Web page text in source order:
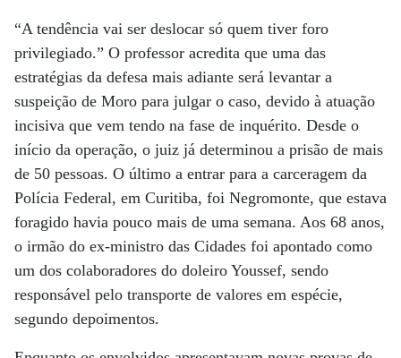
“A tendência vai ser deslocar só quem tiver foro
privilegiado.” O professor acredita que uma das
estratégias da defesa mais adiante será levantar a
suspeição de Moro para julgar o caso, devido à atuação
incisiva que vem tendo na fase de inquérito. Desde o
início da operação, o juiz já determinou a prisão de mais
de 50 pessoas. O último a entrar para a carceragem da
Polícia Federal, em Curitiba, foi Negro­monte, que estava
foragido havia pouco mais de uma semana. Aos 68 anos,
o irmão do ex-ministro das Cidades foi apontado como
um dos colaboradores do doleiro Youssef, sendo
responsável pelo transporte de valores em espécie,
segundo depoimentos.